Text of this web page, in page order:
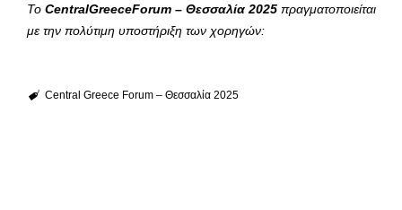
Το CentralGreeceForum – Θεσσαλία 2025 πραγματοποιείται
με την πολύτιμη υποστήριξη των χορηγών:
Central Greece Forum – Θεσσαλία 2025